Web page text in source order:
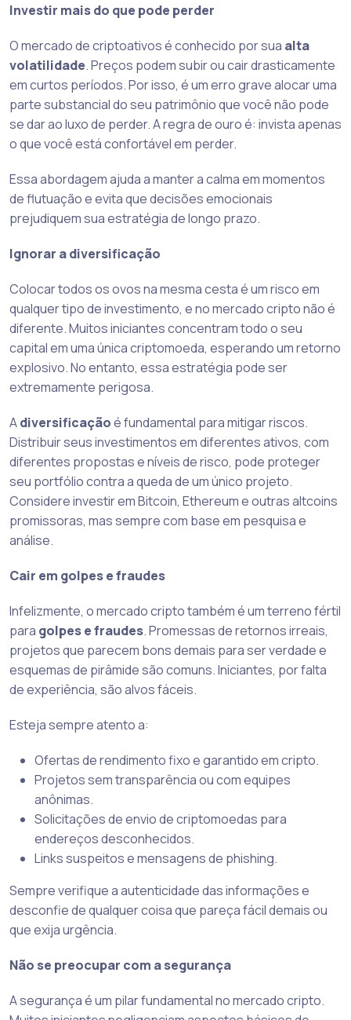
Investir mais do que pode perder
O mercado de criptoativos é conhecido por sua alta
volatilidade. Preços podem subir ou cair drasticamente
em curtos períodos. Por isso, é um erro grave alocar uma
parte substancial do seu patrimônio que você não pode
se dar ao luxo de perder. A regra de ouro é: invista apenas
o que você está confortável em perder.
Essa abordagem ajuda a manter a calma em momentos
de flutuação e evita que decisões emocionais
prejudiquem sua estratégia de longo prazo.
Ignorar a diversificação
Colocar todos os ovos na mesma cesta é um risco em
qualquer tipo de investimento, e no mercado cripto não é
diferente. Muitos iniciantes concentram todo o seu
capital em uma única criptomoeda, esperando um retorno
explosivo. No entanto, essa estratégia pode ser
extremamente perigosa.
Adiversificaçãoé fundamental para mitigar riscos.
Distribuir seus investimentos em diferentes ativos, com
diferentes propostas e níveis de risco, pode proteger
seu portfólio contra a queda de um único projeto.
Considere investir em Bitcoin, Ethereum e outras altcoins
promissoras, mas sempre com base em pesquisa e
análise.
Cair em golpes e fraudes
Infelizmente, o mercado cripto também é um terreno fértil
para golpes e fraudes. Promessas de retornos irreais,
projetos que parecem bons demais para ser verdade e
esquemas de pirâmide são comuns. Iniciantes, por falta
de experiência, são alvos fáceis.
Esteja sempre atento a:
Ofertas de rendimento fixo e garantido em cripto.
Projetos sem transparência ou com equipes
anônimas.
Solicitações de envio de criptomoedas para
endereços desconhecidos.
Links suspeitos e mensagens de phishing.
Sempre verifique a autenticidade das informações e
desconfie de qualquer coisa que pareça fácil demais ou
que exija urgência.
Não se preocupar com a segurança
A segurança é um pilar fundamental no mercado cripto.